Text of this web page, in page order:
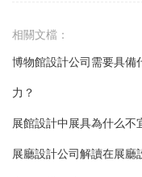
相關文檔：
博物館設計公司需要具備
力？
展館設計中展具為什么不
展廳設計公司解讀在展廳